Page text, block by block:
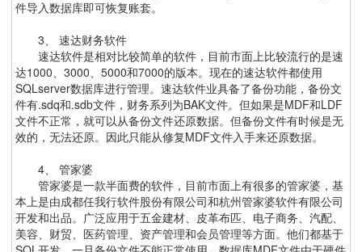
件导入数据库即可恢复账套。
3、 速达财务软件
速达软件是相对比较简单的软件，目前市面上比较流行的是速
达1000、3000、5000和7000的版本。现在的速达软件都使用
SQLserver数据库进行管理。速达软件业具备了备份功能，备份文
件有.sdq和.sdb文件，财务系列为BAK文件。但如果是MDF和LDF
文件不正常，就可以从备份文件还原数据。但备份文件有时候是无
效的，无法还原。因此只能从修复MDF文件入手来还原数据。
4、 管家婆
管家婆是一款半面费的软件，目前市面上有很多的管家婆，基
本上是由成都任我行软件股份有限公司和杭州管家婆软件有限公司
开发和出品。广泛应用于五金建材、皮革布匹、电子商务、汽配、
美容、财贸、医药管理、资产管理和会员管理等方面。他们都基于